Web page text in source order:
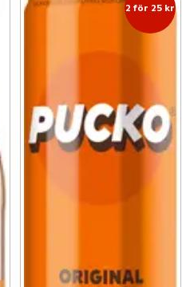
2 för 25 kr